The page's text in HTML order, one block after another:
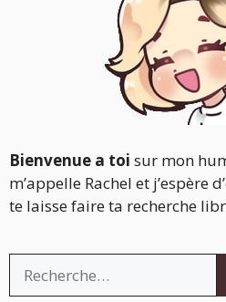
Bienvenue a toi sur mon
m’appelle Rachel et j’espère
te laisse faire ta recherche